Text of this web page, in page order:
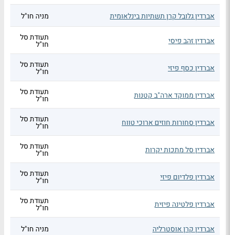
אברדין גלובל קרן תשתיות בינלאומית מניה חו"ל
אברדין זהב פיסי תעודת סל
חו"ל
אברדין כסף פיזי תעודת סל
חו"ל
אברדין ממוקד ארה"ב קטנות תעודת סל
חו"ל
אברדין סחורות חוזים ארוכי טווח תעודת סל
חו"ל
אברדין סל מתכות יקרות תעודת סל
חו"ל
אברדין פלדיום פיזי תעודת סל
חו"ל
אברדין פלטינה פיזית תעודת סל
חו"ל
אברדין קרן אוסטרליה
מניה חו"ל